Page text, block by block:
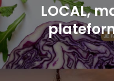
a
t
i
LOCAL,